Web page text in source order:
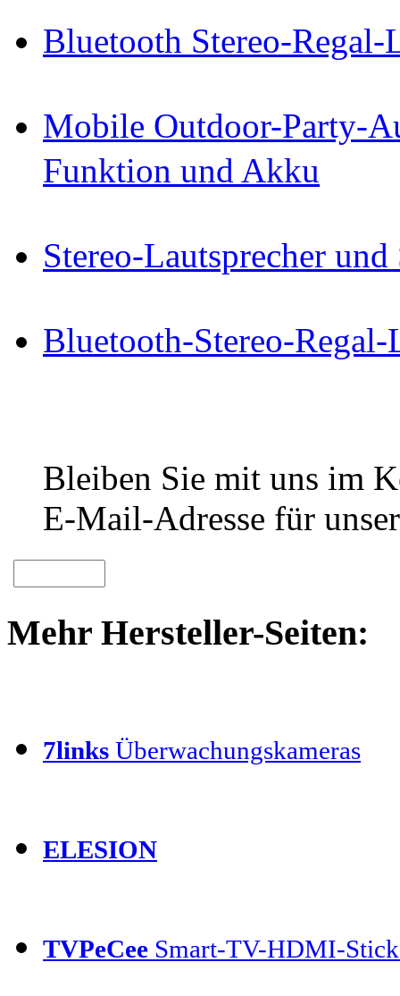
Bluetooth Stereo-
Mobile Outdoor-Party-
Funktion und Akku
Stereo-Lautsprecher und
Bluetooth-Stereo-
Bleiben Sie mit uns im
E-Mail-Adresse für
Mehr Hersteller-Seiten:
7links Überwachungskameras
ELESION
TVPeCee Smart-TV-HDMI-